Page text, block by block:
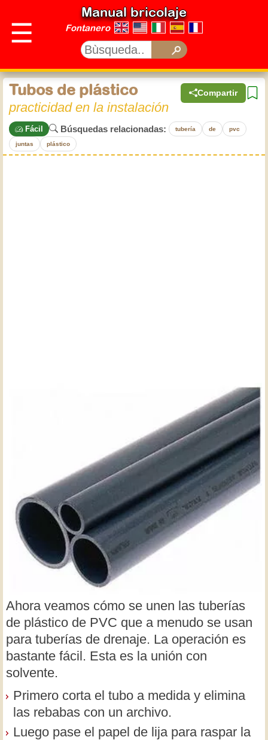
☰
Manual bricolaje
Fontanero
Compartir
Tubos de plástico
practicidad en la instalación
Fácil Búsquedas relacionadas: tubería de pvc
juntas plástico
Ahora veamos cómo se unen las tuberías
de plástico de PVC que a menudo se usan
para tuberías de drenaje. La operación es
bastante fácil. Esta es la unión con
solvente.
Primero corta el tubo a medida y elimina
las rebabas con un archivo.
Luego pase el papel de lija para raspar la